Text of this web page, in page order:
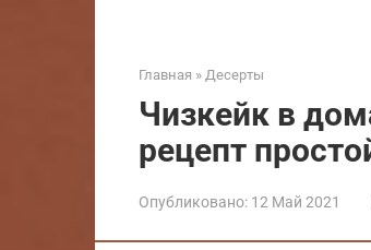
Главная » Десерты
Чизкейк в
рецепт
Опубликовано: 12 Май 2021